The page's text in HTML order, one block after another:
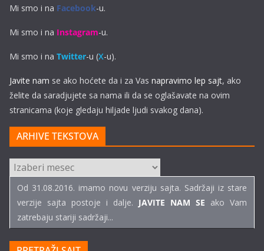
Mi smo i na Facebook-u.
Mi smo i na Instagram-u.
Mi smo i na Twitter-u (X-u).
Javite nam se ako hoćete da i za Vas napravimo lep sajt, ako
želite da saradjujete sa nama ili da se oglašavate na ovim
stranicama (koje gledaju hiljade ljudi svakog dana).
ARHIVE TEKSTOVA
ARHIVE
TEKSTOVA
Od 31.08.2016. imamo novu verziju sajta. Sadržaji iz stare
verzije sajta postoje i dalje. JAVITE NAM SE ako Vam
zatrebaju stariji sadržaji...